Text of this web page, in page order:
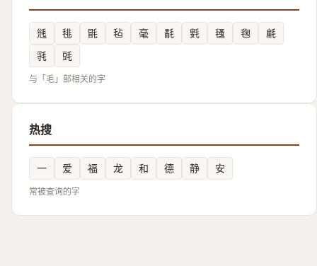
毤 毴 毷 毡 毫 氄 㲣 㲧 毱
㲢
㲕
毭
与「毛」部相关的字
热搜
一 爱 福 龙 和 德 静 安
常被查询的字